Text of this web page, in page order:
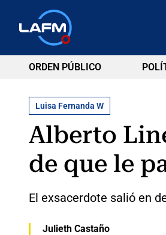
ORDEN PÚBLICO
Luisa Fernanda W
Alberto
de que le
El exsacerdote salió en
Julieth Castaño